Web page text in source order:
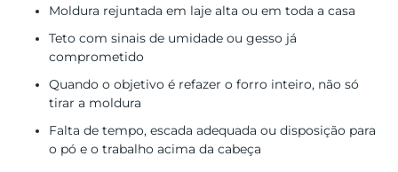
Moldura rejuntada em laje alta ou em toda a casa
Teto com sinais de umidade ou gesso já
comprometido
Quando o objetivo é refazer o forro inteiro, não só
tirar a moldura
Falta de tempo, escada adequada ou disposição para
o pó e o trabalho acima da cabeça